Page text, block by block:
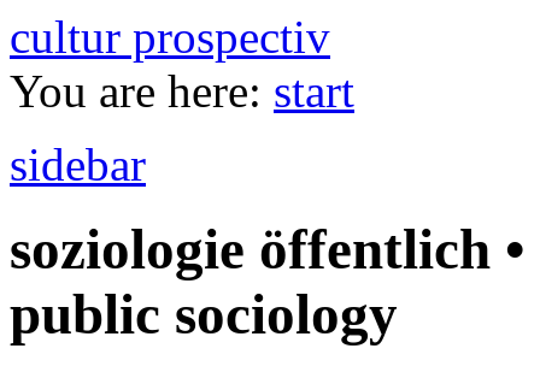
cultur prospectiv
You are here: start
sidebar
soziologie öffentlich
public sociology